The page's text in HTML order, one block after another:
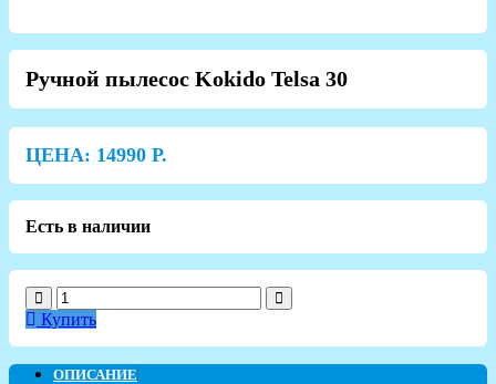
Ручной пылесос Kokido Telsa 30
ЦЕНА: 14990 Р.
Есть в наличии
Купить
ОПИСАНИЕ